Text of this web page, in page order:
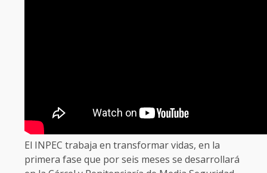
El INPEC trabaja en transformar vidas, en la
primera fase que por seis meses se desarrollará